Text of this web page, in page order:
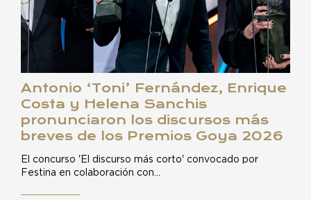
Antonio ‘Toni’ Fernández, Enrique
Costa y Helena Sanchis
pronunciaron los discursos más
breves de los Premios Goya 2026
El concurso 'El discurso más corto' convocado por
Festina en colaboración con…